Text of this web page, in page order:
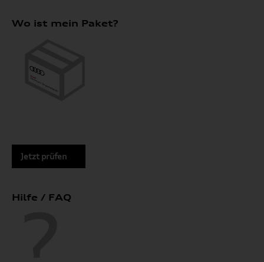
Wo ist mein Paket?
Jetzt prüfen
Hilfe / FAQ